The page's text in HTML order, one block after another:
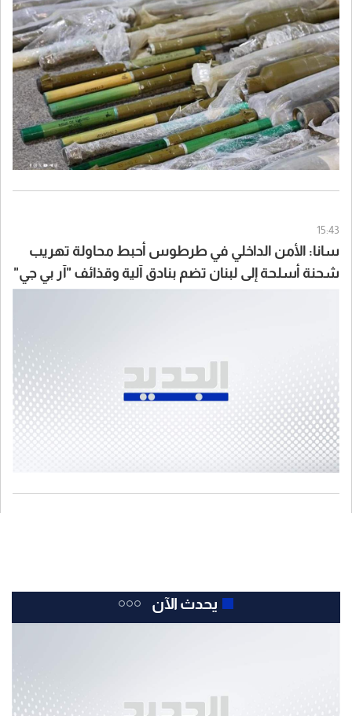
15:43
سانا: الأمن الداخلي في طرطوس أحبط محاولة تهريب
شحنة أسلحة إلى لبنان تضم بنادق آلية وقذائف "آر بي جي"
يحدث الآن